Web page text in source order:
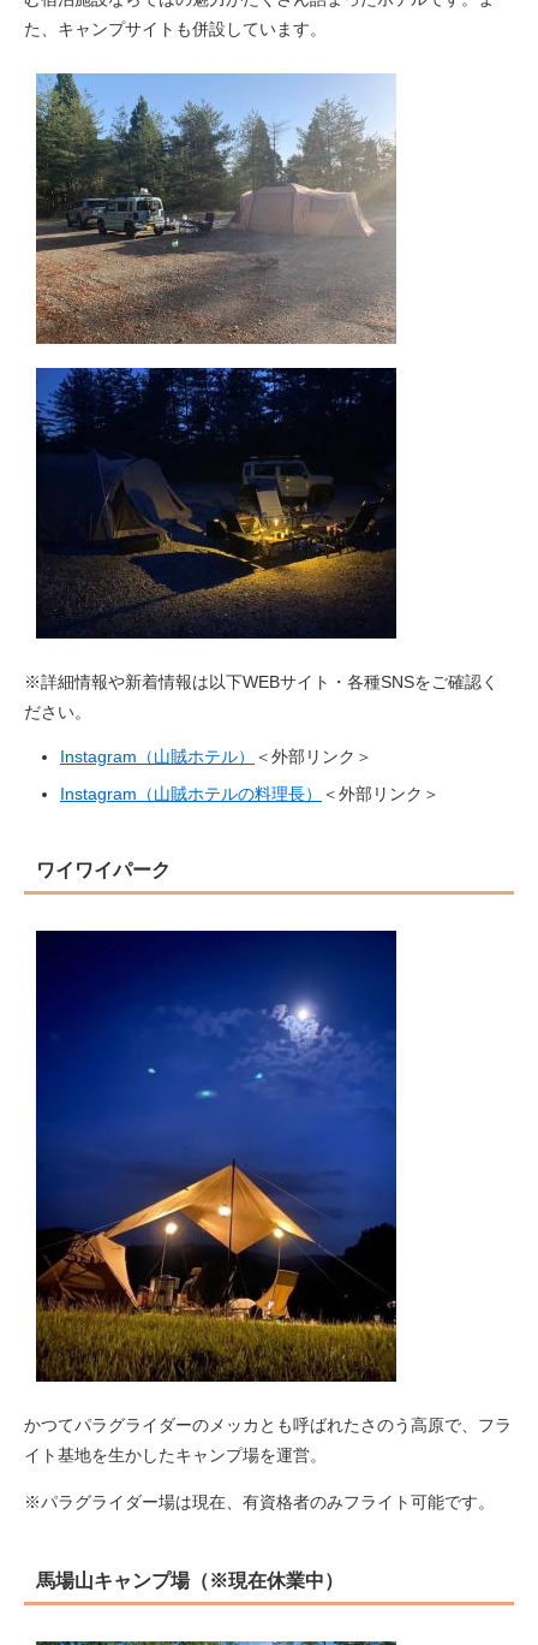
た、キャンプサイトも併設しています。
※詳細情報や新着情報は以下WEBサイト・各種SNSをご確認く
ださい。
Instagram（山賊ホテル）
＜外部リンク＞
Instagram（山賊ホテルの料理長）
＜外部リンク＞
ワイワイパーク
かつてパラグライダーのメッカとも呼ばれたさのう高原で、フラ
イト基地を生かしたキャンプ場を運営。
※パラグライダー場は現在、有資格者のみフライト可能です。
馬場山キャンプ場（※現在休業中）